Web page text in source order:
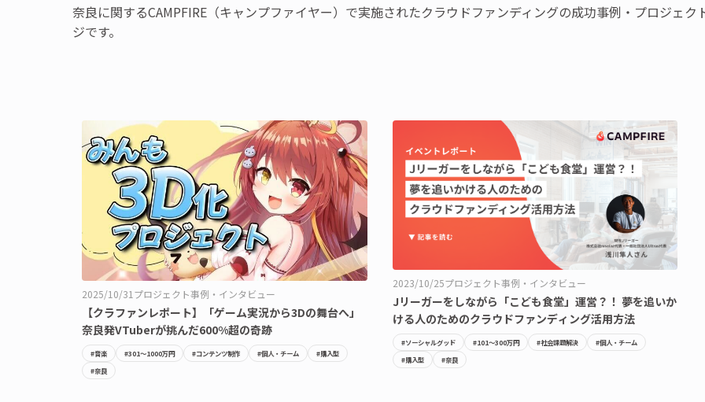
奈良に関するCAMPFIRE（キャンプファイヤー）で実施されたクラウドファンディングの成功事例・プロジェ
ジです。
2025/10/31 プロジェクト事例・インタビュー
【クラファンレポート】「ゲーム実況から3Dの舞台へ」
奈良発VTuberが挑んだ600%超の奇跡
#音楽 #301〜1000万円 #コンテンツ制作 #個人・チーム
#購入型
#奈良
2023/10/25プロジェクト事例・インタビュー
Jリーガーをしながら「こども食堂」運営？！ 夢を追いか
ける人のためのクラウドファンディング活用方法
#ソーシャルグッド #101〜300万円 #社会課題解決
#個人・チーム
#購入型
#奈良